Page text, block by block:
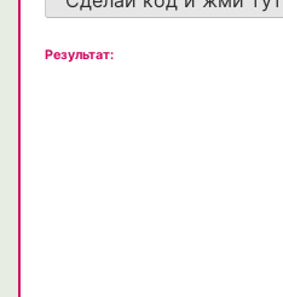
Результат: